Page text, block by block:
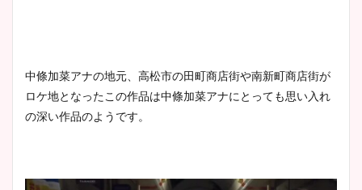
中條加菜アナの地元、高松市の田町商店街や南新町商店街が
ロケ地となったこの作品は中條加菜アナにとっても思い入れ
の深い作品のようです。